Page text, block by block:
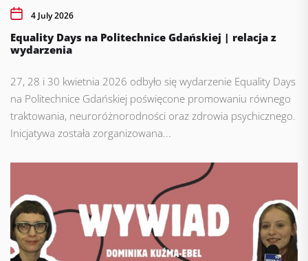
4 July 2026
Equality Days na Politechnice Gdańskiej | relacja z
wydarzenia
27, 28 i 30 kwietnia 2026 odbyło się wydarzenie Equality Days
na Politechnice Gdańskiej poświęcone promowaniu równego
traktowania, neuroróżnorodności oraz zdrowia psychicznego.
Inicjatywa została zorganizowana...